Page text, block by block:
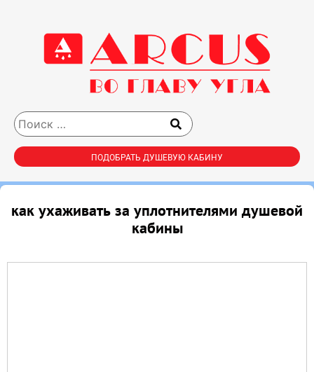
ПОДОБРАТЬ ДУШЕВУЮ КАБИНУ
как ухаживать за уплотнителями душевой
кабины